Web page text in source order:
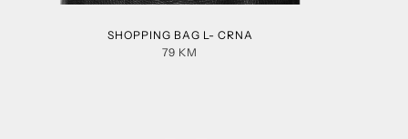
SHOPPING BAG L- CRNA
79 KM